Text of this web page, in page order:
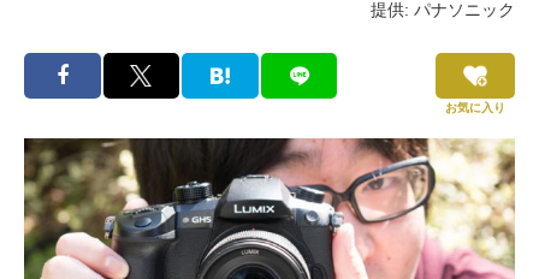
提供: パナソニック
お気に入り